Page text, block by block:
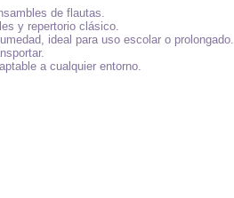
de flautas.
y repertorio clásico.
ideal para uso escolar o prolongado.
a cualquier entorno.